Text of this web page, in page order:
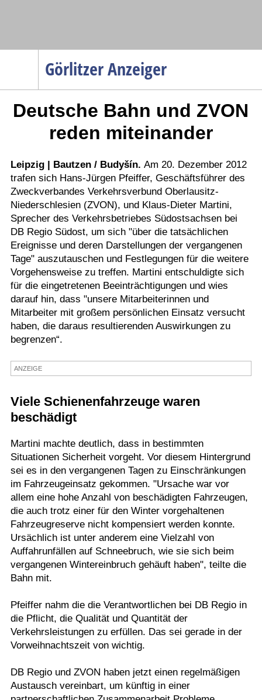
Görlitzer Anzeiger
Menüpunkte
Politik
Gesellschaft
Wirtschaft
Service
Verkehr
Gesundheit
Kultur
Sport
Termine
Kostenlos
Deutsche Bahn und ZVON
reden miteinander
Leipzig | Bautzen / Budyšín. Am 20. Dezember 2012
trafen sich Hans-Jürgen Pfeiffer, Geschäftsführer des
Zweckverbandes Verkehrsverbund Oberlausitz-
Niederschlesien (ZVON), und Klaus-Dieter Martini,
Sprecher des Verkehrsbetriebes Südostsachsen bei
DB Regio Südost, um sich "über die tatsächlichen
Ereignisse und deren Darstellungen der vergangenen
Tage" auszutauschen und Festlegungen für die weitere
Vorgehensweise zu treffen. Martini entschuldigte sich
für die eingetretenen Beeinträchtigungen und wies
darauf hin, dass "unsere Mitarbeiterinnen und
Mitarbeiter mit großem persönlichen Einsatz versucht
haben, die daraus resultierenden Auswirkungen zu
begrenzen“.
ANZEIGE
Viele Schienenfahrzeuge waren
beschädigt
Martini machte deutlich, dass in bestimmten
Situationen Sicherheit vorgeht. Vor diesem Hintergrund
sei es in den vergangenen Tagen zu Einschränkungen
im Fahrzeugeinsatz gekommen. "Ursache war vor
allem eine hohe Anzahl von beschädigten Fahrzeugen,
die auch trotz einer für den Winter vorgehaltenen
Fahrzeugreserve nicht kompensiert werden konnte.
Ursächlich ist unter anderem eine Vielzahl von
Auffahrunfällen auf Schneebruch, wie sie sich beim
vergangenen Wintereinbruch gehäuft haben", teilte die
Bahn mit.
Pfeiffer nahm die die Verantwortlichen bei DB Regio in
die Pflicht, die Qualität und Quantität der
Verkehrsleistungen zu erfüllen. Das sei gerade in der
Vorweihnachtszeit von wichtig.
DB Regio und ZVON haben jetzt einen regelmäßigen
Austausch vereinbart, um künftig in einer